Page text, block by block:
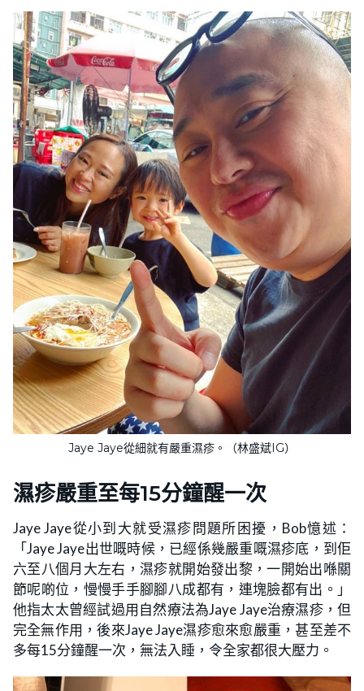
Jaye Jaye從細就有嚴重濕疹。（林盛斌IG）
濕疹嚴重至每15分鐘醒一次
Jaye Jaye從小到大就受濕疹問題所困擾，Bob憶述：
「Jaye Jaye出世嘅時候，已經係幾嚴重嘅濕疹底，到佢
六至八個月大左右，濕疹就開始發出黎，一開始出喺關
節呢啲位，慢慢手手腳腳八成都有，連塊臉都有出。」
他指太太曾經試過用自然療法為Jaye Jaye治療濕疹，但
完全無作用，後來Jaye Jaye濕疹愈來愈嚴重，甚至差不
多每15分鐘醒一次，無法入睡，令全家都很大壓力。